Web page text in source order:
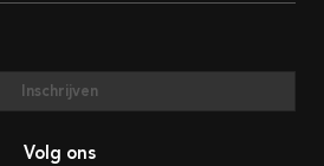
Inschrijven
Volg ons